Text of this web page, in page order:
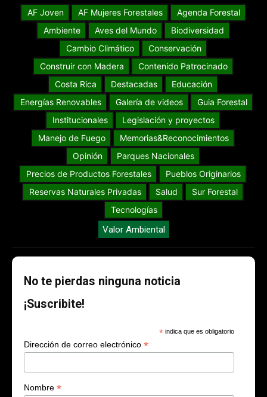
AF Joven AF Mujeres Forestales
Agenda Forestal
Ambiente
Aves del Mundo
Biodiversidad
Cambio Climático
Conservación
Construir con Madera
Contenido Patrocinado
Costa Rica
Destacadas
Educación
Energías Renovables
Galería de videos
Guia Forestal
Institucionales
Legislación y proyectos
Manejo de Fuego
Memorias&Reconocimientos
Opinión
Parques Nacionales
Precios de Productos Forestales
Pueblos Originarios
Reservas Naturales Privadas
Salud
Sur Forestal
Tecnologías
Valor Ambiental
No te pierdas ninguna noticia
¡Suscribite!
* indica que es obligatorio
Dirección de correo electrónico *
Nombre *